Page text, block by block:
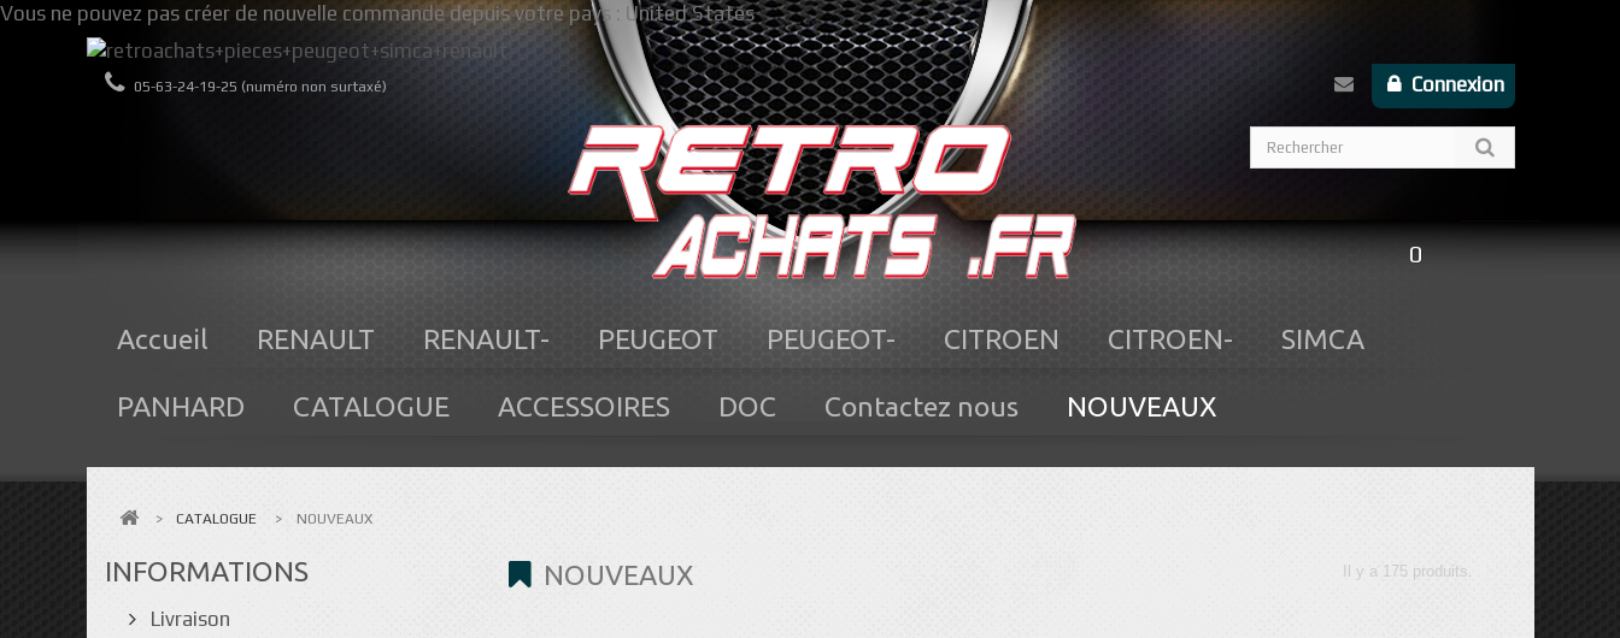
Vous ne pouvez pas créer de nouvelle commande depuis votre pays : United States
Connexion
05-63-24-19-25 (numéro non surtaxé)
0
Accueil RENAULT RENAULT- PEUGEOT PEUGEOT- CITROEN CITROEN- SIMCA
PANHARD CATALOGUE ACCESSOIRES DOC Contactez nous NOUVEAUX
> CATALOGUE > NOUVEAUX
INFORMATIONS
Livraison
NOUVEAUX Il y a 175 produits.